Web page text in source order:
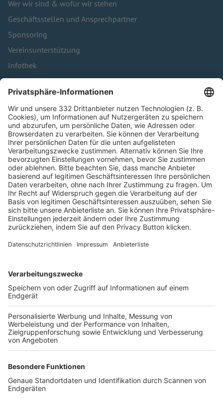
Wer wir sind & wofür wir stehen
Geschäftsstellen und Ansprechpartner
Sponsoring
Vereinsunterstützung
Infothek
Kontakt
HÄUFIG BESUCHTE SEITEN
Pässe und Vereinswechsel
Trainerausbildung
Schulungsangebot Vereinsmitarbeiter
BFV-Geschäftsstellen
Trainerbörse
Login SpielPlus
FOLGE DEM BFV
TOP-VEREINE
TOP-PARTNER